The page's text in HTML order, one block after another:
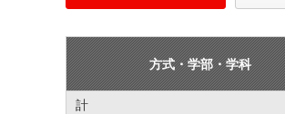
方式・学部・学科
計